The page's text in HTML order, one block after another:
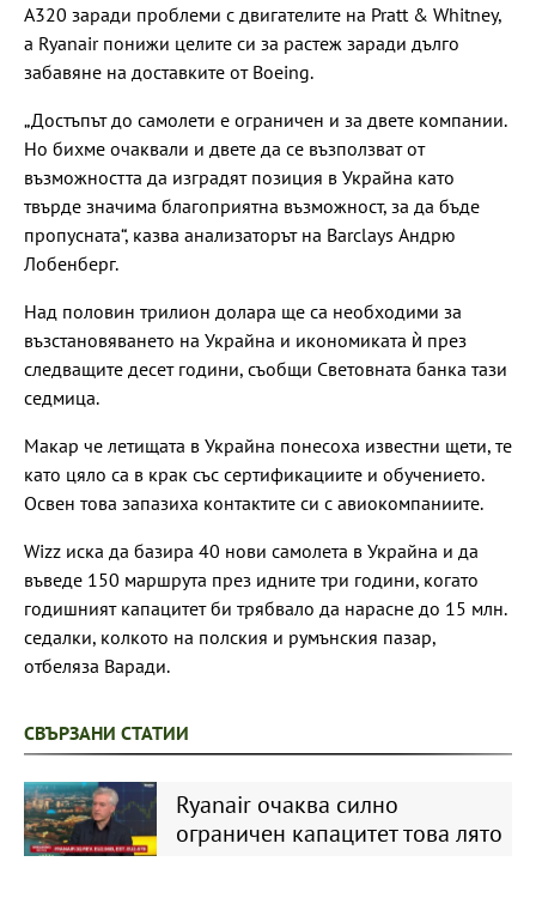
A320 заради проблеми с двигателите на Pratt & Whitney,
а Ryanair понижи целите си за растеж заради дълго
забавяне на доставките от Boeing.
„Достъпът до самолети е ограничен и за двете компании.
Но бихме очаквали и двете да се възползват от
възможността да изградят позиция в Украйна като
твърде значима благоприятна възможност, за да бъде
пропусната“, казва анализаторът на Barclays Андрю
Лобенберг.
Над половин трилион долара ще са необходими за
възстановяването на Украйна и икономиката ѝ през
следващите десет години, съобщи Световната банка тази
седмица.
Макар че летищата в Украйна понесоха известни щети, те
като цяло са в крак със сертификациите и обучението.
Освен това запазиха контактите си с авиокомпаниите.
Wizz иска да базира 40 нови самолета в Украйна и да
въведе 150 маршрута през идните три години, когато
годишният капацитет би трябвало да нарасне до 15 млн.
седалки, колкото на полския и румънския пазар,
отбеляза Варади.
СВЪРЗАНИ СТАТИИ
Ryanair очаква силно
ограничен капацитет това лято